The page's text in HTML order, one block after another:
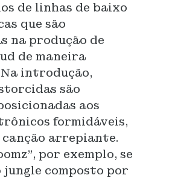
de linhas de baixo
que são
na produção de
de maneira
introdução,
são
aos
formidáveis,
arrepiante.
por exemplo, se
jungle composto por